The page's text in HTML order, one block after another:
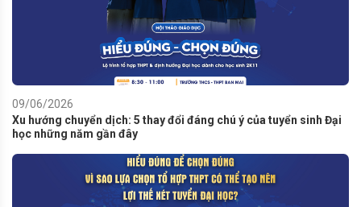
09/06/2026
Xu hướng chuyển dịch: 5 thay đổi đáng chú ý của tuyển sinh Đại
học những năm gần đây